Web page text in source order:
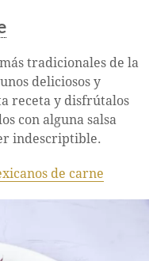
tradicionales de la
deliciosos y
receta y disfrútalos
con alguna salsa
indescriptible.
de carne